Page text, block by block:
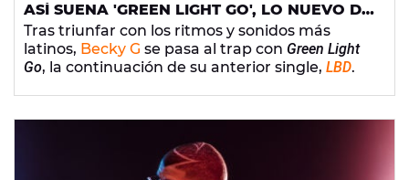
ASÍ SUENA 'GREEN LIGHT GO', LO NUEVO DE
BECKY G
Tras triunfar con los ritmos y sonidos más
latinos, Becky G se pasa al trap con Green Light
Go, la continuación de su anterior single, LBD.